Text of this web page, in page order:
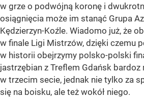
w grze o podwójną koronę i
osiągnięcia może im stanąć Grupa
Kędzierzyn-Koźle. Wiadomo już, że
w finale Ligi Mistrzów, dzięki czemu
w historii obejrzymy polsko-polski
jastrzębian z Treflem Gdańsk bardoz
w trzecim secie, jednak nie tylko za
się na boisku, ale też wokół niego.